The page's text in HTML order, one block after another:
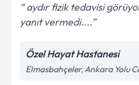
aydır fizik tedavisi
yanıt vermedi....
Özel Hayat Hastanesi
Elmasbahçeler, Ankara Yolu